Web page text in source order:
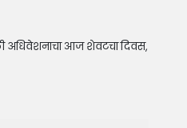
अधिवेशनाचा आज शेवटचा दिवस,